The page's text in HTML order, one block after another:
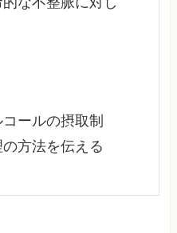
ールの摂取制
方法を伝える